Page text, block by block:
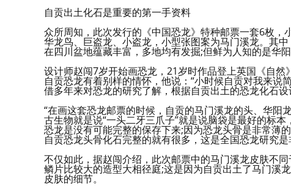
自贡出土化石是重要的第一手资料
众所周知，此次发行的《中国恐龙》特种邮票一套6枚
华龙鸟、巨盗龙、小盗龙，小型张图案为马门溪龙。其
在四川盆地蕴藏丰富，多地均有发掘;但鲜为人知的是华
设计师赵闯7岁开始画恐龙，21岁时作品登上英国《自然
自贡恐龙有着别样的情怀，他说：“小时候自贡对我来
借多年来对恐龙的研究了解，根据自贡出土的恐龙化石
“在画这套恐龙邮票的时候，自贡的马门溪龙的头、华阳
古生物就是说“一头二牙三爪子”就是说脑袋是最好的标
恐龙是没有可能完整的保存下来;因为恐龙头骨是非常薄
自贡恐龙头骨化石完整的就有很多，这是全国恐龙研究
不仅如此，据赵闯介绍，此次邮票中的马门溪龙皮肤不
鳞片比较大的造型大相径庭;这是因为自贡出土了马门溪
皮肤的细节。